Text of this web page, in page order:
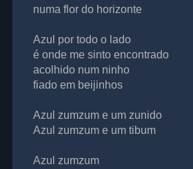
numa flor do horizonte
Azul por todo o lado
é onde me sinto encontrado
acolhido num ninho
fiado em beijinhos
Azul zumzum e um zunido
Azul zumzum e um tibum
Azul zumzum